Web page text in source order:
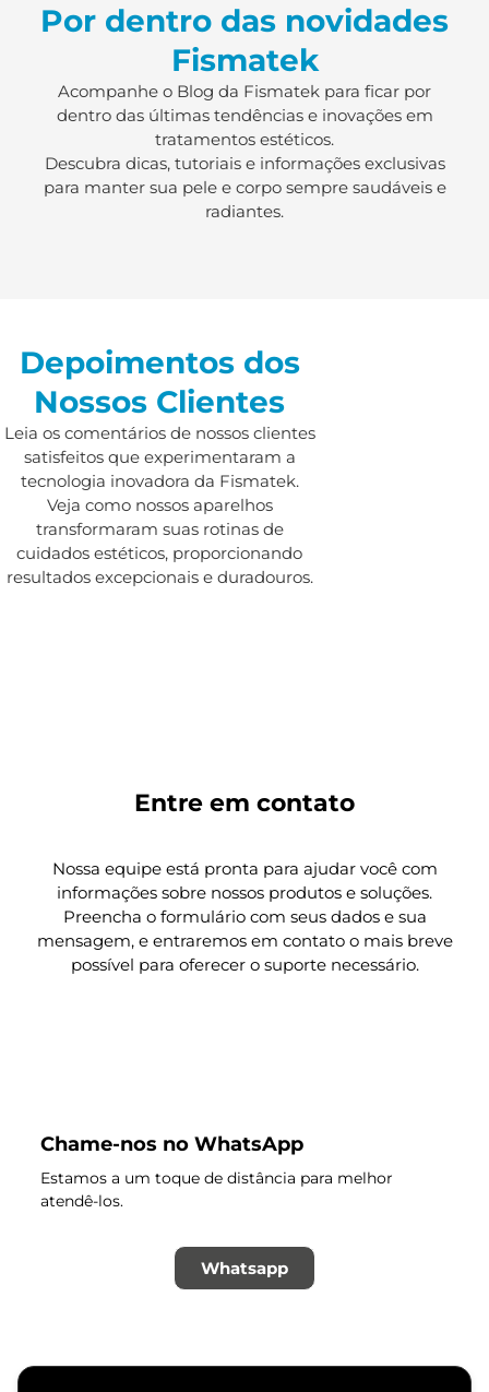
Por dentro das novidades
Fismatek
Acompanhe o Blog da Fismatek para ficar por
dentro das últimas tendências e inovações em
tratamentos estéticos.
Descubra dicas, tutoriais e informações exclusivas
para manter sua pele e corpo sempre saudáveis e
radiantes.
Depoimentos dos
Nossos Clientes
Leia os comentários de nossos clientes
satisfeitos que experimentaram a
tecnologia inovadora da Fismatek.
Veja como nossos aparelhos
transformaram suas rotinas de
cuidados estéticos, proporcionando
resultados excepcionais e duradouros.
Entre em contato
Nossa equipe está pronta para ajudar você com
informações sobre nossos produtos e soluções.
Preencha o formulário com seus dados e sua
mensagem, e entraremos em contato o mais breve
possível para oferecer o suporte necessário.
Chame-nos no WhatsApp
Estamos a um toque de distância para melhor
atendê-los.
Whatsapp